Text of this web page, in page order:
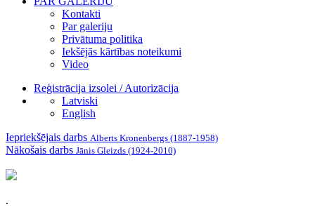
Kontakti
Par galeriju
Privātuma politika
Iekšējās kārtības noteikumi
Video
Reģistrācija izsolei / Autorizācija
Latviski
English
Iepriekšējais darbs Alberts Kronenbergs (1887-1958)
Nākošais darbs Jānis Gleizds (1924-2010)
.